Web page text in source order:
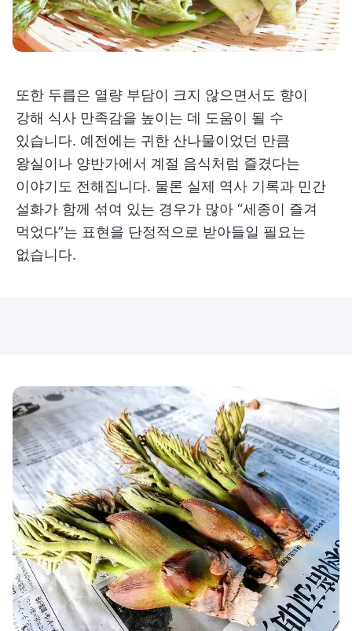
또한 두릅은 열량 부담이 크지 않으면서도 향이
강해 식사 만족감을 높이는 데 도움이 될 수
있습니다. 예전에는 귀한 산나물이었던 만큼
왕실이나 양반가에서 계절 음식처럼 즐겼다는
이야기도 전해집니다. 물론 실제 역사 기록과 민간
설화가 함께 섞여 있는 경우가 많아 “세종이 즐겨
먹었다”는 표현을 단정적으로 받아들일 필요는
없습니다.